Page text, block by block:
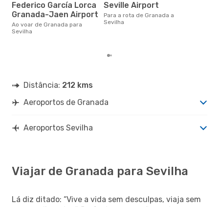
Federico García Lorca
Granada-Jaen Airport
Ao voar de Granada para
Sevilha
Seville Airport
Para a rota de Granada a
Sevilha
Distância: 212 kms
Aeroportos de Granada
Aeroportos Sevilha
Viajar de Granada para Sevilha
Lá diz ditado: “Vive a vida sem desculpas, viaja sem